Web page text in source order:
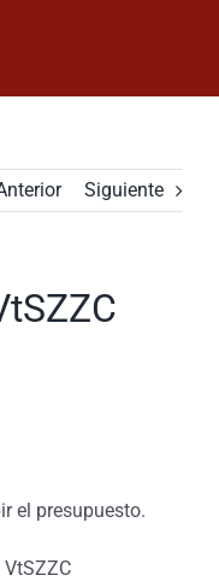
Siguiente
el presupuesto.
VtSZZC